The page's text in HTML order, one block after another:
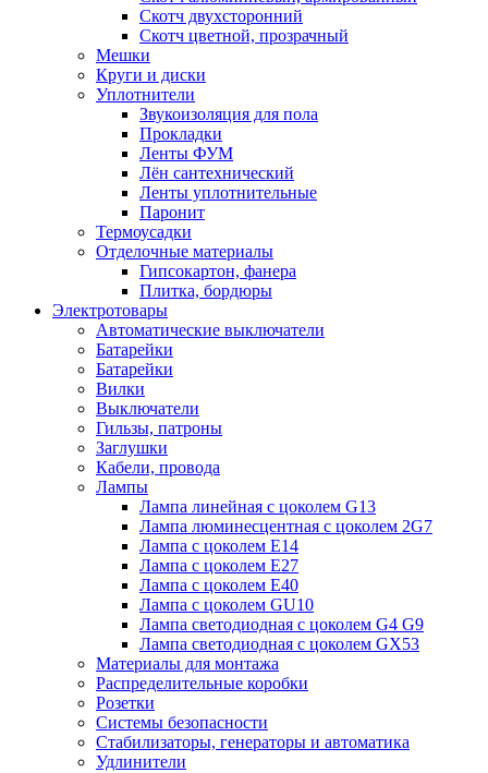
Скотч двухсторонний
Скотч цветной, прозрачный
Мешки
Круги и диски
Уплотнители
Звукоизоляция для пола
Прокладки
Ленты ФУМ
Лён сантехнический
Ленты уплотнительные
Паронит
Термоусадки
Отделочные материалы
Гипсокартон, фанера
Плитка, бордюры
Электротовары
Автоматические выключатели
Батарейки
Батарейки
Вилки
Выключатели
Гильзы, патроны
Заглушки
Кабели, провода
Лампы
Лампа линейная с цоколем G13
Лампа люминесцентная с цоколем 2G7
Лампа с цоколем E14
Лампа с цоколем E27
Лампа с цоколем E40
Лампа с цоколем GU10
Лампа светодиодная с цоколем G4 G9
Лампа светодиодная с цоколем GX53
Материалы для монтажа
Распределительные коробки
Розетки
Системы безопасности
Стабилизаторы, генераторы и автоматика
Удлинители